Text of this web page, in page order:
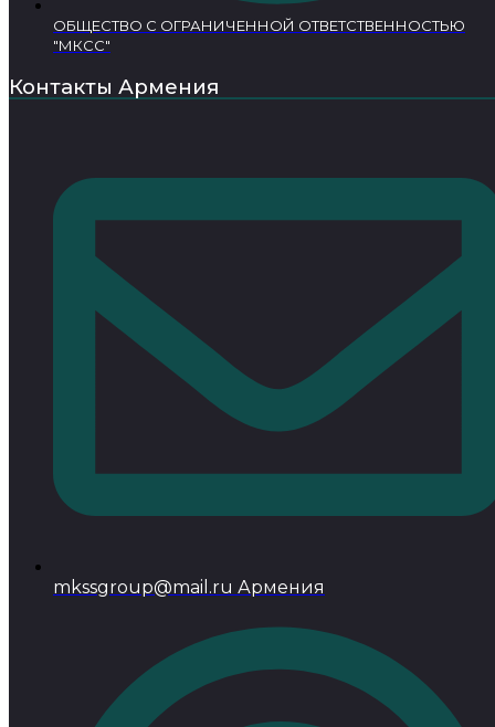
ОБЩЕСТВО С ОГРАНИЧЕННОЙ ОТВЕТСТВЕННОСТЬЮ
"МКСС"
Контакты Армения
mkssgroup@mail.ru Армения